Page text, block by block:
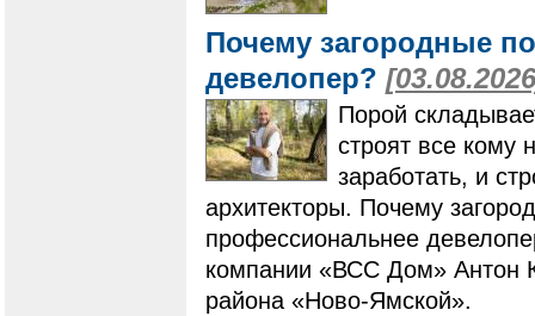
Почему загородные
девелопер?
Порой
строят все
заработать, и
архитекторы. Почему
профессиональнее
компании «ВСС Дом» Антон
района «Ново-Ямской».